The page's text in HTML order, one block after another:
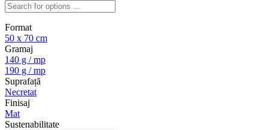
Format
50 x 70 cm
Gramaj
140 g / mp
190 g / mp
Suprafață
Necretat
Finisaj
Mat
Sustenabilitate